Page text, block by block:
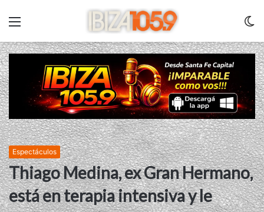
Espectáculos
Thiago Medina, ex Gran Hermano,
está en terapia intensiva y le